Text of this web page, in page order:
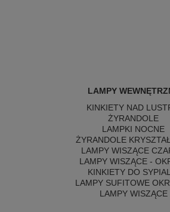
LAMPY
KINKIETY NAD
ŻYRANDOLE
LAMPKI NOCNE
ŻYRANDOLE
LAMPY WISZĄCE
LAMPY WISZĄCE -
KINKIETY DO
LAMPY SUFITOWE
LAMPY WISZĄCE